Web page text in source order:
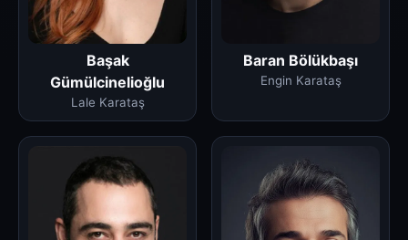
Başak
Gümülcinelioğlu
Lale Karataş
Baran Bölükbaşı
Engin Karataş